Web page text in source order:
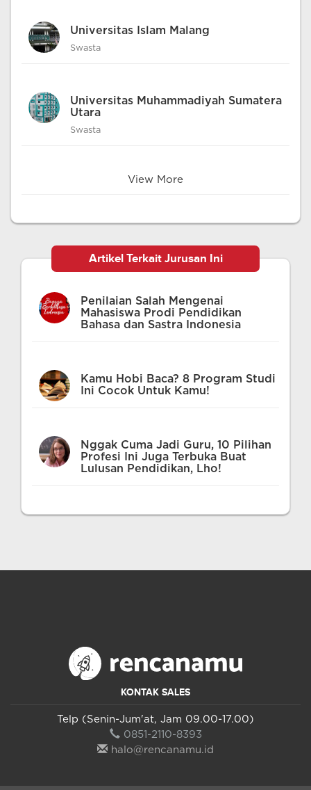
Universitas Islam Malang
Swasta
Universitas Muhammadiyah Sumatera
Utara
Swasta
View More
Artikel Terkait Jurusan Ini
Penilaian Salah Mengenai
Mahasiswa Prodi Pendidikan
Bahasa dan Sastra Indonesia
Kamu Hobi Baca? 8 Program Studi
Ini Cocok Untuk Kamu!
Nggak Cuma Jadi Guru, 10 Pilihan
Profesi Ini Juga Terbuka Buat
Lulusan Pendidikan, Lho!
KONTAK SALES
Telp (Senin-Jum'at, Jam 09.00-17.00)
0851-2110-8393
halo@rencanamu.id